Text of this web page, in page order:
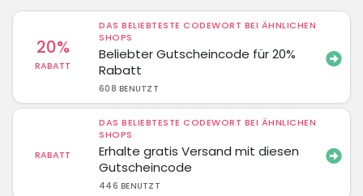
20%
RABATT
DAS BELIEBTESTE CODEWORT BEI ÄHNLICHEN
SHOPS
Beliebter Gutscheincode für 20%
Rabatt
608 BENUTZT
RABATT
DAS BELIEBTESTE CODEWORT BEI ÄHNLICHEN
SHOPS
Erhalte gratis Versand mit diesen
Gutscheincode
446 BENUTZT